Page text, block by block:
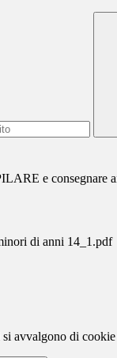
e consegnare
di anni 14_1.pdf
avvalgono di